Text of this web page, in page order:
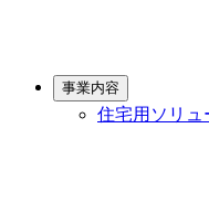
事業内容
住宅用ソリュ